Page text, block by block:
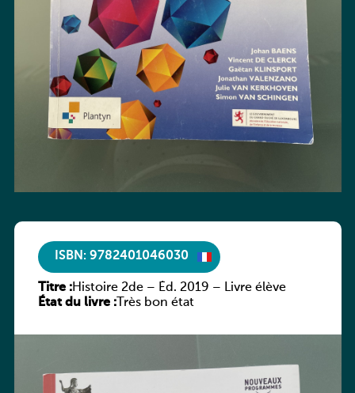
ISBN: 9782401046030
Titre :Histoire 2de – Éd. 2019 – Livre élève
État du livre :Très bon état